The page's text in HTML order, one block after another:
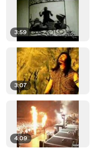
3:59
3:07
4:09